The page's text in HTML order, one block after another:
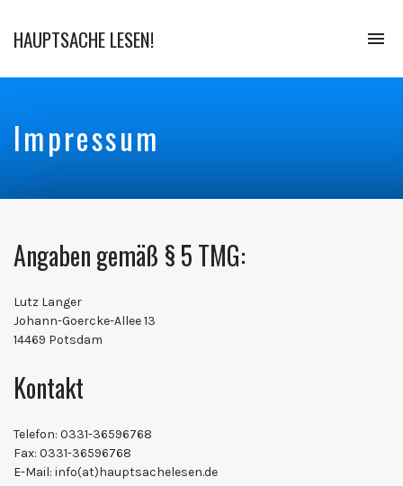
HAUPTSACHE LESEN!
Bücher
Impressum
Angaben gemäß § 5 TMG:
Lutz Langer
Johann-Goercke-Allee 13
14469 Potsdam
Kontakt
Telefon: 0331-36596768
Fax: 0331-36596768
E-Mail: info(at)hauptsachelesen.de